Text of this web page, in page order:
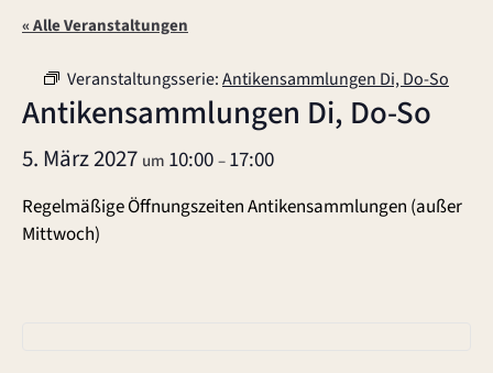
« Alle Veranstaltungen
Veranstaltungsserie:Antikensammlungen Di, Do-So
Antikensammlungen Di, Do-So
5. März 2027 um 10:00–17:00
Regelmäßige Öffnungszeiten Antikensammlungen (außer
Mittwoch)